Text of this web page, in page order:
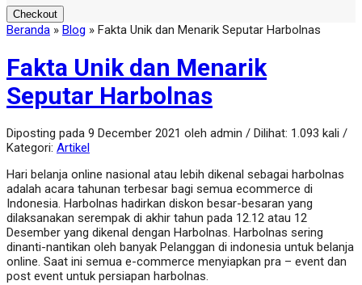
Checkout
Beranda » Blog » Fakta Unik dan Menarik Seputar Harbolnas
Fakta Unik dan Menarik
Seputar Harbolnas
Diposting pada 9 December 2021 oleh admin / Dilihat: 1.093 kali /
Kategori: Artikel
Hari belanja online nasional atau lebih dikenal sebagai harbolnas
adalah acara tahunan terbesar bagi semua ecommerce di
Indonesia. Harbolnas hadirkan diskon besar-besaran yang
dilaksanakan serempak di akhir tahun pada 12.12 atau 12
Desember yang dikenal dengan Harbolnas. Harbolnas sering
dinanti-nantikan oleh banyak Pelanggan di indonesia untuk belanja
online. Saat ini semua e-commerce menyiapkan pra – event dan
post event untuk persiapan harbolnas.